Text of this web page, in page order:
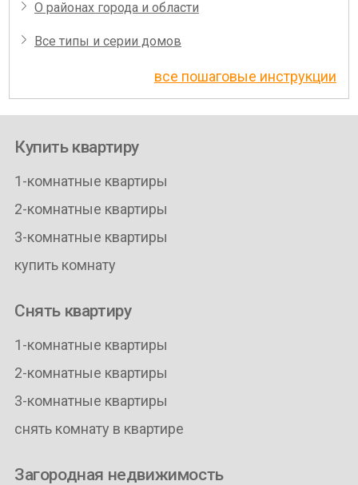
О районах города и области
Все типы и серии домов
все пошаговые инструкции
Купить квартиру
1-комнатные квартиры
2-комнатные квартиры
3-комнатные квартиры
купить комнату
Снять квартиру
1-комнатные квартиры
2-комнатные квартиры
3-комнатные квартиры
снять комнату в квартире
Загородная недвижимость